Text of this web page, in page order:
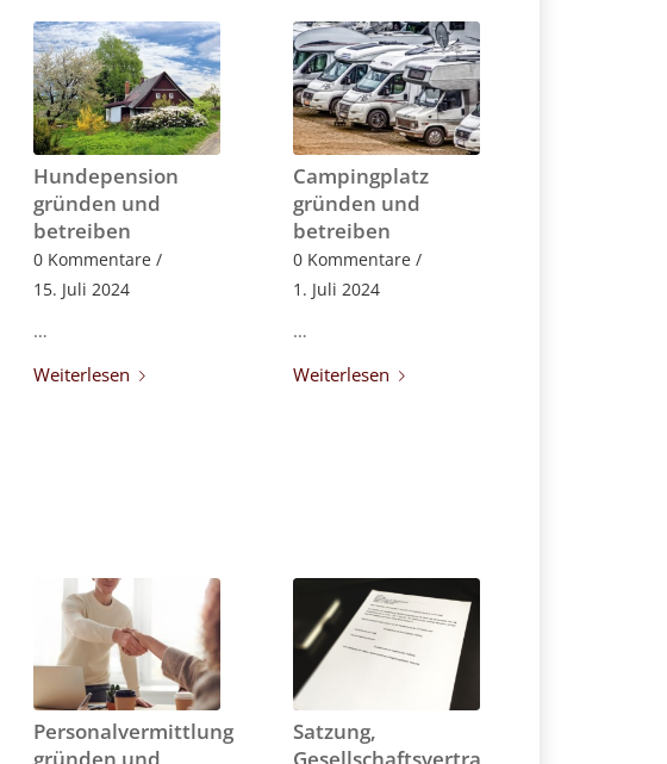
Hundepension
gründen und
betreiben
0 Kommentare /
15. Juli 2024
…
Weiterlesen
Campingplatz
gründen und
betreiben
0 Kommentare /
1. Juli 2024
…
Weiterlesen
Personalvermittlung
gründen und
Satzung,
Gesellschaftsvertrag